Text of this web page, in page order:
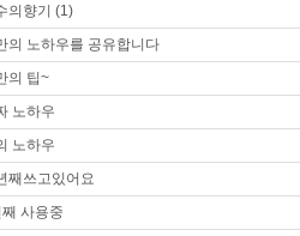
의향기 (1)
의 노하우를 공유합니다
의 팁~
노하우
노하우
째쓰고있어요
사용중